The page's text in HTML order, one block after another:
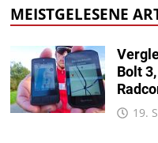
MEISTGELESENE
Bolt
19.